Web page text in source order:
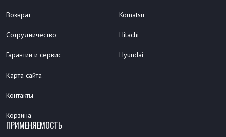
Возврат
Сотрудничество
Гарантии и сервис
Карта сайта
Контакты
Корзина
Komatsu
Hitachi
Hyundai
ПРИМЕНЯЕМОСТЬ